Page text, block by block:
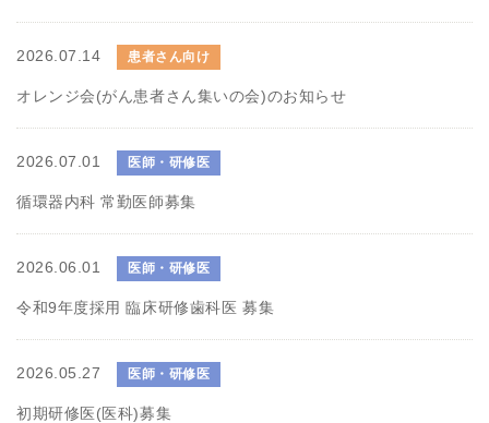
2026.07.14 患者さん向け
オレンジ会(がん患者さん集いの会)のお知らせ
2026.07.01 医師・研修医
循環器内科 常勤医師募集
2026.06.01 医師・研修医
令和9年度採用 臨床研修歯科医 募集
2026.05.27 医師・研修医
初期研修医(医科)募集